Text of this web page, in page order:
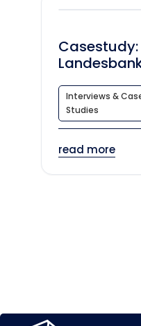
Interviews &
Studies
read more